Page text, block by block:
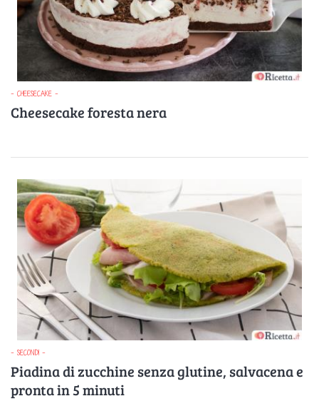
- CHEESECAKE -
Cheesecake foresta nera
- SECONDI -
Piadina di zucchine senza glutine, salvacena e
pronta in 5 minuti